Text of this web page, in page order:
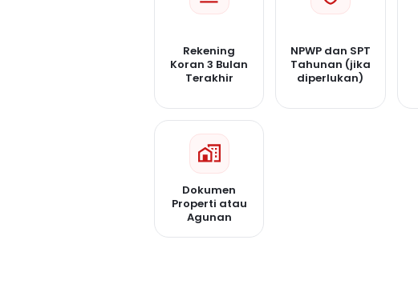
Rekening
Koran 3 Bulan
Terakhir
NPWP dan SPT
Tahunan (jika
diperlukan)
Dokumen
Properti atau
Agunan